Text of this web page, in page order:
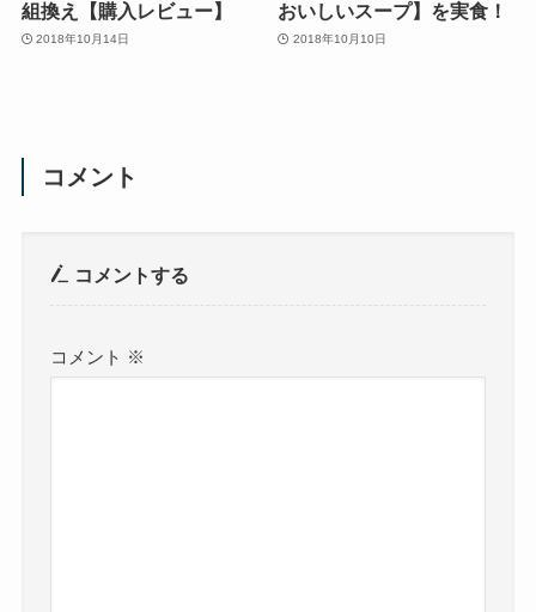
組換え【購入レビュー】
2018年10月14日
おいしいスープ】を実食！
2018年10月10日
コメント
コメントする
コメント ※